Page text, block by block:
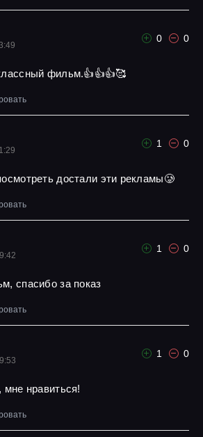
0 0
фильм.👍👍👍🥰
1 0
достали эти рекламы🥲
1 0
спасибо за показ
1 0
нравиться!